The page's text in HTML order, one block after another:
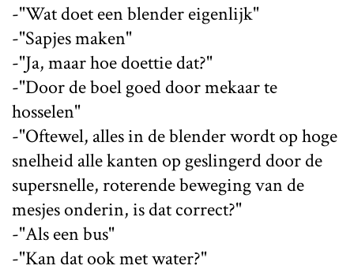
-"Wat doet een blender eigenlijk"
-"Sapjes maken"
-"Ja, maar hoe doettie dat?"
-"Door de boel goed door mekaar te
hosselen"
-"Oftewel, alles in de blender wordt op hoge
snelheid alle kanten op geslingerd door de
supersnelle, roterende beweging van de
mesjes onderin, is dat correct?"
-"Als een bus"
-"Kan dat ook met water?"